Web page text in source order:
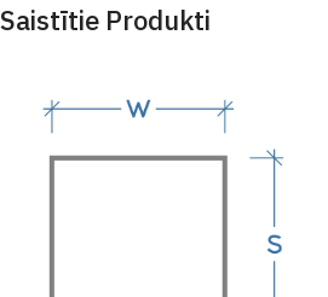
Saistītie Produkti